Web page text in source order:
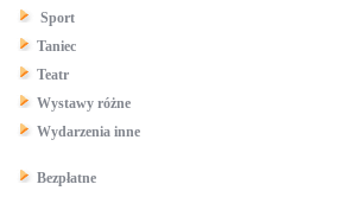
Sport
Taniec
Teatr
Wystawy różne
Wydarzenia inne
Bezpłatne